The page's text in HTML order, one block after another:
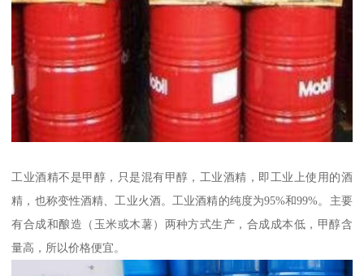
工业酒精不是甲醇，只是混有甲醇，工业酒精，即工业上使用的酒
精，也称变性酒精、工业火酒。工业酒精的纯度为95%和99%。主要
有合成和酿造（玉米或木薯）两种方式生产，合成成本低，甲醇含
量高，所以价格便宜。